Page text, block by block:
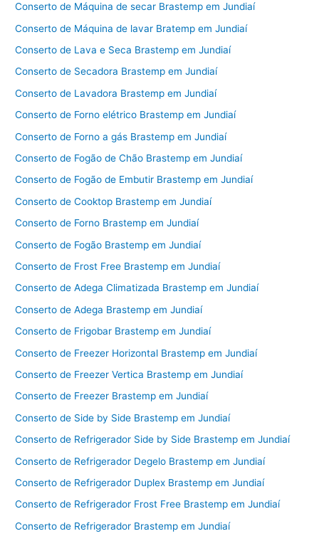
Conserto de Máquina de secar Brastemp em Jundiaí
Conserto de Máquina de lavar Bratemp em Jundiaí
Conserto de Lava e Seca Brastemp em Jundiaí
Conserto de Secadora Brastemp em Jundiaí
Conserto de Lavadora Brastemp em Jundiaí
Conserto de Forno elétrico Brastemp em Jundiaí
Conserto de Forno a gás Brastemp em Jundiaí
Conserto de Fogão de Chão Brastemp em Jundiaí
Conserto de Fogão de Embutir Brastemp em Jundiaí
Conserto de Cooktop Brastemp em Jundiaí
Conserto de Forno Brastemp em Jundiaí
Conserto de Fogão Brastemp em Jundiaí
Conserto de Frost Free Brastemp em Jundiaí
Conserto de Adega Climatizada Brastemp em Jundiaí
Conserto de Adega Brastemp em Jundiaí
Conserto de Frigobar Brastemp em Jundiaí
Conserto de Freezer Horizontal Brastemp em Jundiaí
Conserto de Freezer Vertica Brastemp em Jundiaí
Conserto de Freezer Brastemp em Jundiaí
Conserto de Side by Side Brastemp em Jundiaí
Conserto de Refrigerador Side by Side Brastemp em Jundiaí
Conserto de Refrigerador Degelo Brastemp em Jundiaí
Conserto de Refrigerador Duplex Brastemp em Jundiaí
Conserto de Refrigerador Frost Free Brastemp em Jundiaí
Conserto de Refrigerador Brastemp em Jundiaí